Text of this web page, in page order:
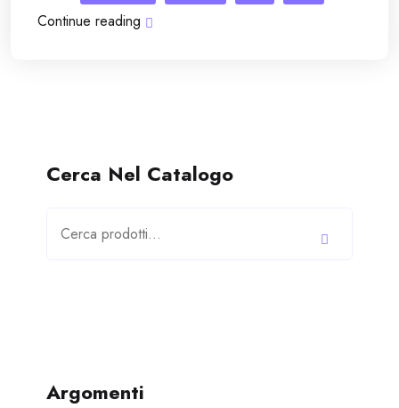
Continue reading
Cerca Nel Catalogo
Argomenti